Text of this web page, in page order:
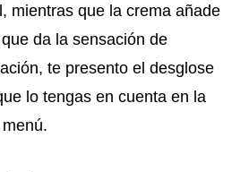
mientras que la crema añade
da la sensación de
te presento el desglose
lo tengas en cuenta en la